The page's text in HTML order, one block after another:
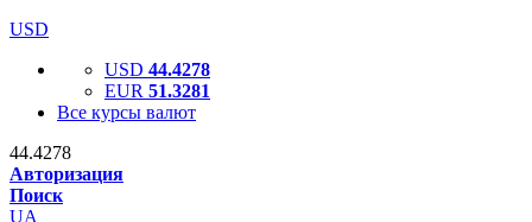
USD
USD 44.4278
EUR 51.3281
Все курсы валют
44.4278
Авторизация
Поиск
UA